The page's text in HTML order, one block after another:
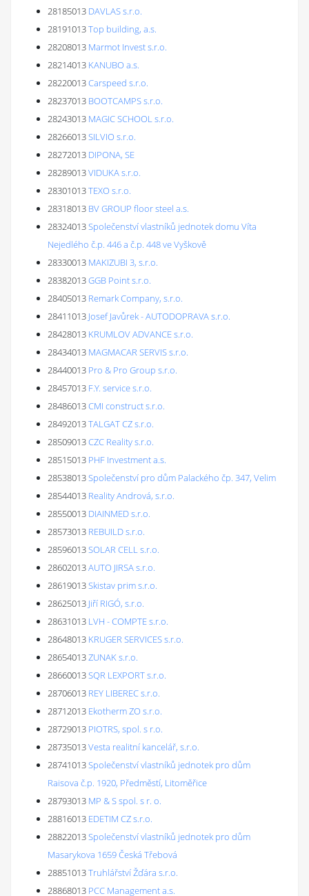
28185013 DAVLAS s.r.o.
28191013Top building, a.s.
28208013 Marmot Invest s.r.o.
28214013 KANUBO a.s.
28220013Carspeed s.r.o.
28237013 BOOTCAMPS s.r.o.
28243013 MAGIC SCHOOL s.r.o.
28266013SILVIO s.r.o.
28272013 DIPONA, SE
28289013VIDUKA s.r.o.
28301013TEXO s.r.o.
28318013 BV GROUP floor steel a.s.
28324013Společenství vlastníků jednotek domu Víta
Nejedlého č.p. 446 a č.p. 448 ve Vyškově
28330013 MAKIZUBI 3, s.r.o.
28382013GGB Point s.r.o.
28405013 Remark Company, s.r.o.
28411013 Josef Javůrek - AUTODOPRAVA s.r.o.
28428013 KRUMLOV ADVANCE s.r.o.
28434013 MAGMACAR SERVIS s.r.o.
28440013 Pro & Pro Group s.r.o.
28457013 F.Y. service s.r.o.
28486013CMI construct s.r.o.
28492013TALGAT CZ s.r.o.
28509013CZC Reality s.r.o.
28515013 PHF Investment a.s.
28538013Společenství pro dům Palackého čp. 347, Velim
28544013 Reality Andrová, s.r.o.
28550013 DIAINMED s.r.o.
28573013 REBUILD s.r.o.
28596013SOLAR CELL s.r.o.
28602013AUTO JIRSA s.r.o.
28619013Skistav prim s.r.o.
28625013 Jiří RIGÓ, s.r.o.
28631013 LVH - COMPTE s.r.o.
28648013 KRUGER SERVICES s.r.o.
28654013ZUNAK s.r.o.
28660013SQR LEXPORT s.r.o.
28706013 REY LIBEREC s.r.o.
28712013 Ekotherm ZO s.r.o.
28729013 PIOTRS, spol. s r.o.
28735013Vesta realitní kancelář, s.r.o.
28741013Společenství vlastníků jednotek pro dům
Raisova č.p. 1920, Předměstí, Litoměřice
28793013 MP & S spol. s r. o.
28816013 EDETIM CZ s.r.o.
28822013Společenství vlastníků jednotek pro dům
Masarykova 1659 Česká Třebová
28851013Truhlářství Žďára s.r.o.
28868013 PCC Management a.s.